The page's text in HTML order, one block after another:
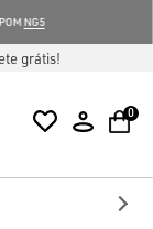
NG5
grátis!
0